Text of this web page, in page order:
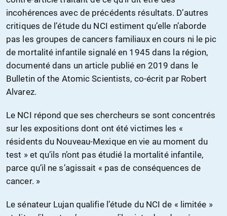
incohérences avec de précédents résultats. D’autres
critiques de l’étude du NCI estiment qu’elle n’aborde
pas les groupes de cancers familiaux en cours ni le pic
de mortalité infantile signalé en 1945 dans la région,
documenté dans un article publié en 2019 dans le
Bulletin of the Atomic Scientists, co-écrit par Robert
Alvarez.
Le NCI répond que ses chercheurs se sont concentrés
sur les expositions dont ont été victimes les «
résidents du Nouveau-Mexique en vie au moment du
test » et qu’ils n’ont pas étudié la mortalité infantile,
parce qu’il ne s’agissait « pas de conséquences de
cancer. »
Le sénateur Lujan qualifie l’étude du NCI de « limitée »